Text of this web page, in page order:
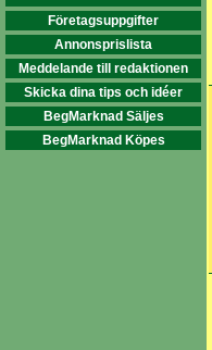
Företagsuppgifter
Annonsprislista
Meddelande till redaktionen
Skicka dina tips och idéer
BegMarknad Säljes
BegMarknad Köpes